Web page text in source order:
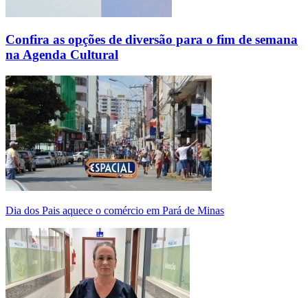
Confira as opções de diversão para o fim de semana
na Agenda Cultural
Dia dos Pais aquece o comércio em Pará de Minas